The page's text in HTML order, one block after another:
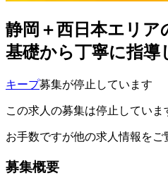
静岡＋西日本エリ
基礎から丁寧に指導
キープ募集が停止しています
この求人の募集は停止していま
お手数ですが他の求人情報をご
募集概要